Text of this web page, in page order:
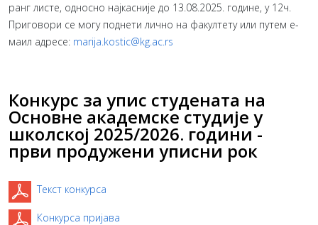
ранг листе, односно најкасније до 13.08.2025. године, у 12ч.
Приговори се могу поднети лично на факултету или путем е-
маил адресе: marija.kostic@kg.ac.rs
Конкурс за упис студената на
Основне академске студије у
школској 2025/2026. години -
први продужени уписни рок
Текст конкурса
Конкурса пријава